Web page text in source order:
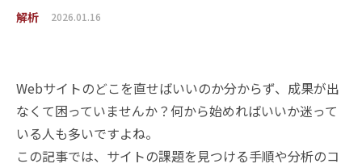
解析 2026.01.16
Webサイトのどこを直せばいいのか分からず、成果が出
なくて困っていませんか？何から始めればいいか迷って
いる人も多いですよね。
この記事では、サイトの課題を見つける手順や分析のコ